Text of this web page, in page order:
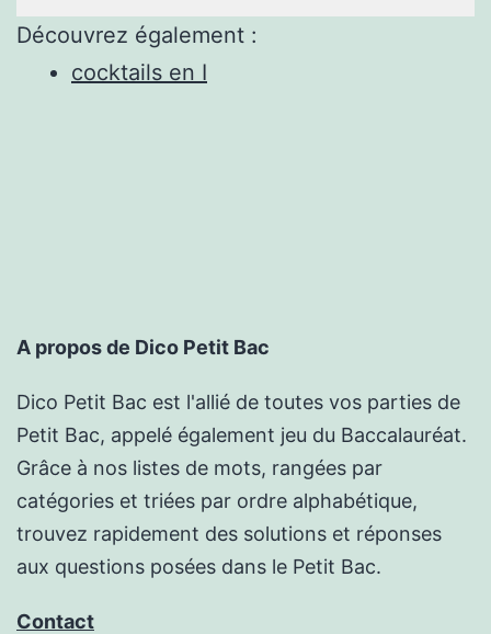
Découvrez également :
cocktails en I
A propos de Dico Petit Bac
Dico Petit Bac est l'allié de toutes vos parties de
Petit Bac, appelé également jeu du Baccalauréat.
Grâce à nos listes de mots, rangées par
catégories et triées par ordre alphabétique,
trouvez rapidement des solutions et réponses
aux questions posées dans le Petit Bac.
Contact